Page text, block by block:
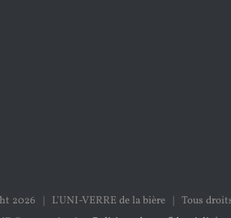
2026 | L'UNI-VERRE de la bière | Tous